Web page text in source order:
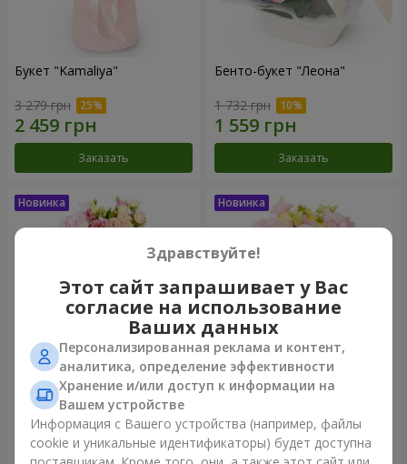
Букет "Kamaliya"
3 279 грн
Заказать
Бенто-букет "Леона"
1 732 грн
Заказать
Букет "Мечты сбываются"
2 469 грн
Букет "Луара"
3 199 грн
Здравствуйте!
Этот сайт запрашивает у Вас
согласие на использование
Ваших данных
Персонализированная реклама и контент,
аналитика, определение эффективности
Хранение и/или доступ к информации на
Вашем устройстве
Информация с Вашего устройства (например, файлы
cookie и уникальные идентификаторы) будет доступна